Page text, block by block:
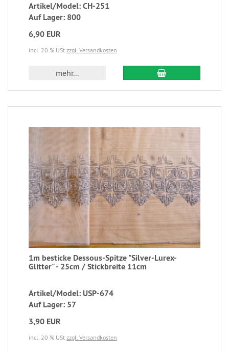
Artikel/Model: CH-251
Auf Lager: 800
6,90 EUR
incl. 20 % USt zzgl. Versandkosten
mehr...
1m besticke Dessous-Spitze "Silver-Lurex-
Glitter" - 25cm / Stickbreite 11cm
Artikel/Model: USP-674
Auf Lager: 57
3,90 EUR
incl. 20 % USt zzgl. Versandkosten